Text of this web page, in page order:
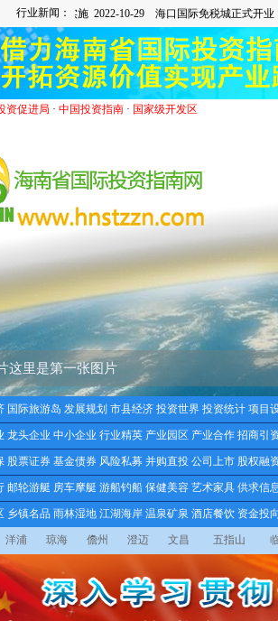
行业新闻：
资促进局 · 中国投资指南· 国家级开发区
这里是第一张图片
国际旅游岛 发展规划 市县经济 投资世界 投资统计 项目
龙头企业 中小企业 行业精英 产业园区 产业合作 招商引
股票证券 基金债券 风险私募 并购直投 公司上市 股权融
邮轮游艇 房车摩艇 游船钓船 保健美容 艺术家具 供求信
乡镇名品 雨林湿地 江湖海岸 温泉矿泉 酒店餐饮 资金投
洋浦 琼海 儋州 澄迈 文昌 五指山